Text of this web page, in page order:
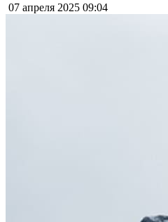
07 апреля 2025 09:04